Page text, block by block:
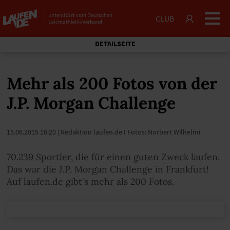
CLUB
DETAILSEITE
Mehr als 200 Fotos von der
J.P. Morgan Challenge
15.06.2015 16:20 | Redaktion laufen.de I Fotos: Norbert Wilhelmi
70.239 Sportler, die für einen guten Zweck laufen.
Das war die J.P. Morgan Challenge in Frankfurt!
Auf laufen.de gibt's mehr als 200 Fotos.